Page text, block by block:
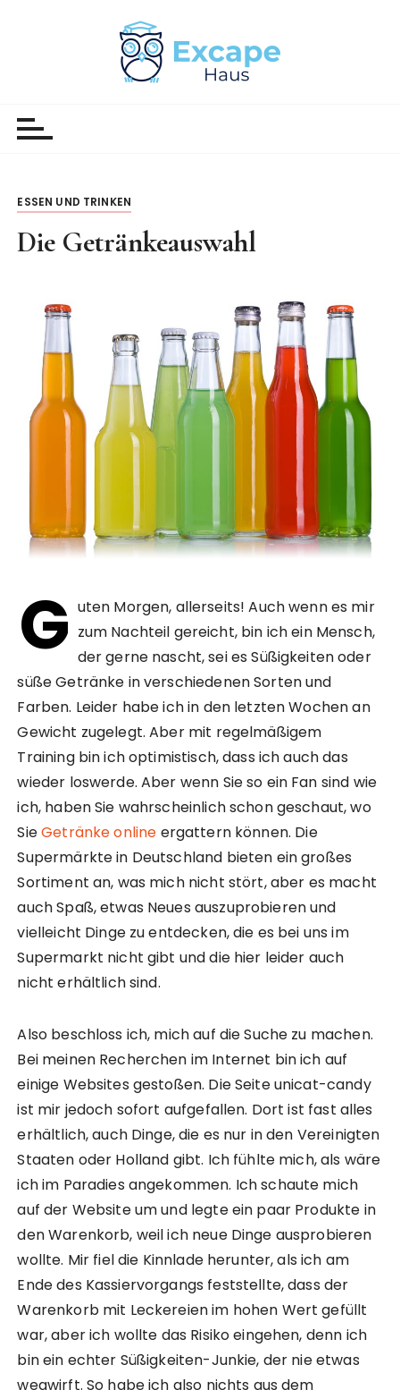
ESSEN UND TRINKEN
Die Getränkeauswahl
G uten Morgen, allerseits! Auch wenn es mir
zum Nachteil gereicht, bin ich ein Mensch,
der gerne nascht, sei es Süßigkeiten oder
süße Getränke in verschiedenen Sorten und
Farben. Leider habe ich in den letzten Wochen an
Gewicht zugelegt. Aber mit regelmäßigem
Training bin ich optimistisch, dass ich auch das
wieder loswerde. Aber wenn Sie so ein Fan sind wie
ich, haben Sie wahrscheinlich schon geschaut, wo
SieGetränke online ergattern können. Die
Supermärkte in Deutschland bieten ein großes
Sortiment an, was mich nicht stört, aber es macht
auch Spaß, etwas Neues auszuprobieren und
vielleicht Dinge zu entdecken, die es bei uns im
Supermarkt nicht gibt und die hier leider auch
nicht erhältlich sind.
Also beschloss ich, mich auf die Suche zu machen.
Bei meinen Recherchen im Internet bin ich auf
einige Websites gestoßen. Die Seite unicat-candy
ist mir jedoch sofort aufgefallen. Dort ist fast alles
erhältlich, auch Dinge, die es nur in den Vereinigten
Staaten oder Holland gibt. Ich fühlte mich, als wäre
ich im Paradies angekommen. Ich schaute mich
auf der Website um und legte ein paar Produkte in
den Warenkorb, weil ich neue Dinge ausprobieren
wollte. Mir fiel die Kinnlade herunter, als ich am
Ende des Kassiervorgangs feststellte, dass der
Warenkorb mit Leckereien im hohen Wert gefüllt
war, aber ich wollte das Risiko eingehen, denn ich
bin ein echter Süßigkeiten-Junkie, der nie etwas
wegwirft. So habe ich also nichts aus dem